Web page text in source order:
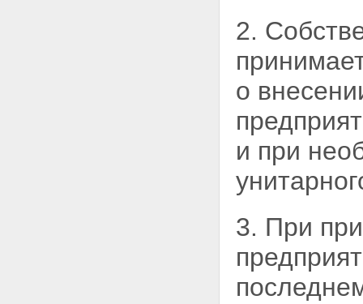
2.
о
и при
3. При